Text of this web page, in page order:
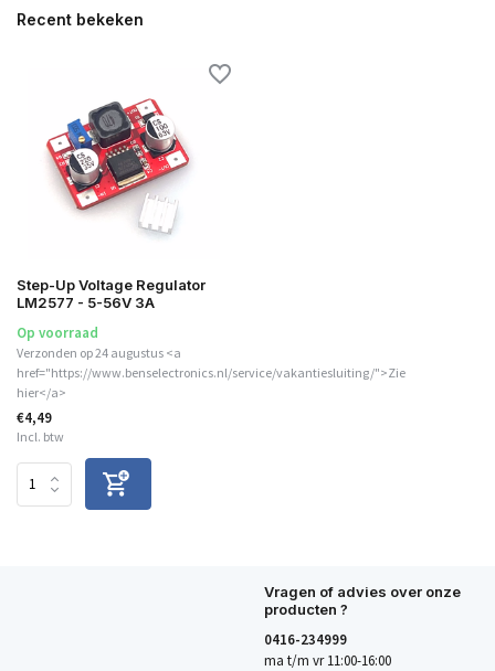
Recent bekeken
Step-Up Voltage Regulator
LM2577 - 5-56V 3A
Op voorraad
Verzonden op 24 augustus <a
href="https://www.benselectronics.nl/service/vakantiesluiting/">Zie
hier</a>
€4,49
Incl. btw
Vragen of advies over onze
producten ?
0416-234999
ma t/m vr 11:00-16:00